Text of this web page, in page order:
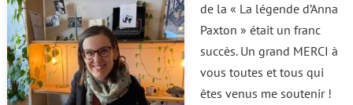
de la « La légende d’Anna
Paxton » était un franc
succès. Un grand MERCI à
vous toutes et tous qui
êtes venus me soutenir !